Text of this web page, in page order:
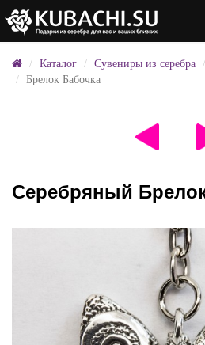
Каталог Сувениры из серебра
Брелок Бабочка
Серебряный